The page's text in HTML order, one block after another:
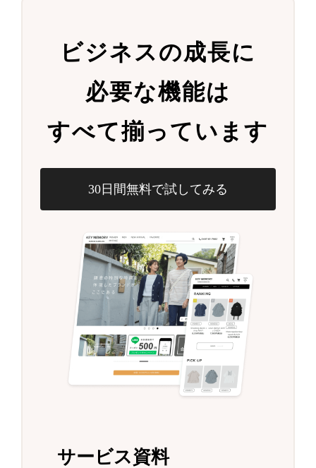
ビジネスの成長に
必要な機能は
すべて揃っています
30日間無料で試してみる
サービス資料